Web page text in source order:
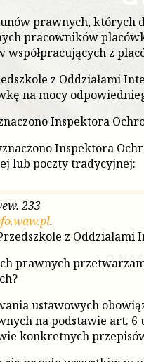
O NAS
prawnych, których
pracowników
współpracujących z
z Oddziałami
na mocy
Inspektora
Inspektora
lub poczty tradycyjnej:
233
.
z
prawnych
ustawowych
na podstawie art. 6
konkretnych